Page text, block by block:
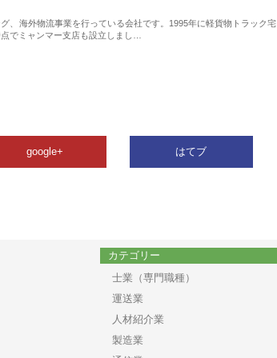
、海外物流事業を行っている会社です。1995年に軽貨物トラック宅
でミャンマー支店も設立しまし…
google+ はてブ
カテゴリー
士業（専門職種）
運送業
人材紹介業
製造業